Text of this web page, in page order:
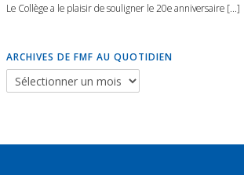
Le Collège a le plaisir de souligner le 20e anniversaire [...]
ARCHIVES DE FMF AU QUOTIDIEN